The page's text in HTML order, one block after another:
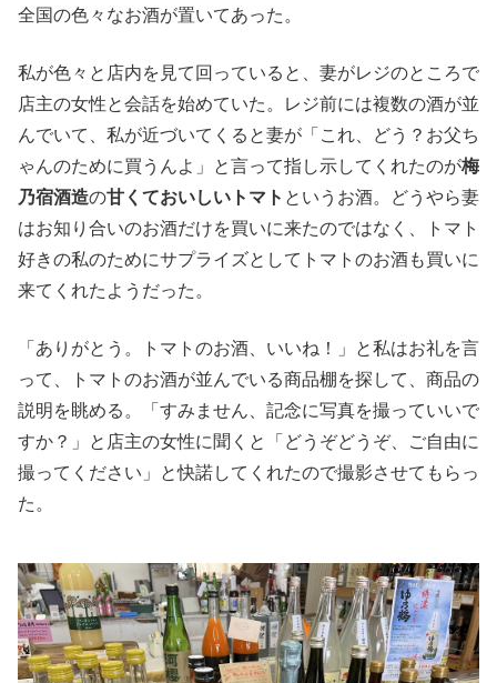
全国の色々なお酒が置いてあった。
私が色々と店内を見て回っていると、妻がレジのところで
店主の女性と会話を始めていた。レジ前には複数の酒が並
んでいて、私が近づいてくると妻が「これ、どう？お父ち
ゃんのために買うんよ」と言って指し示してくれたのが梅
乃宿酒造の甘くておいしいトマト というお酒。どうやら妻
はお知り合いのお酒だけを買いに来たのではなく、トマト
好きの私のためにサプライズとしてトマトのお酒も買いに
来てくれたようだった。
「ありがとう。トマトのお酒、いいね！」と私はお礼を言
って、トマトのお酒が並んでいる商品棚を探して、商品の
説明を眺める。「すみません、記念に写真を撮っていいで
すか？」と店主の女性に聞くと「どうぞどうぞ、ご自由に
撮ってください」と快諾してくれたので撮影させてもらっ
た。